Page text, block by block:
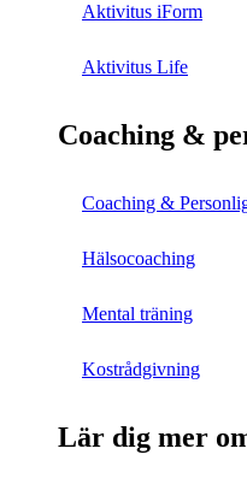
Aktivitus iForm
Aktivitus Life
Coaching &
Coaching &
Hälsocoaching
Mental träning
Kostrådgivning
Lär dig mer